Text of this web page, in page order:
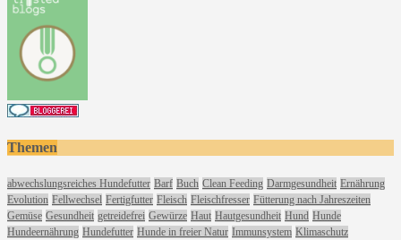
Themen
abwechslungsreiches Hundefutter Barf Buch Clean Feeding Darmgesundheit Ernährung
Evolution Fellwechsel Fertigfutter Fleisch Fleischfresser Fütterung nach Jahreszeiten
Gemüse Gesundheit getreidefrei Gewürze Haut Hautgesundheit Hund Hunde
Hundeernährung Hundefutter Hunde in freier Natur Immunsystem Klimaschutz